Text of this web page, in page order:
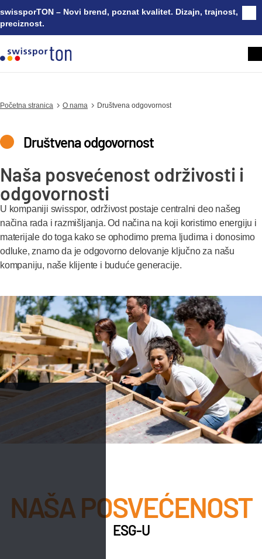
swissporTON – Novi brend, poznat kvalitet. Dizajn, trajnost,
preciznost.
Početna stranica O nama Društvena odgovornost
Društvena odgovornost
Naša posvećenost održivosti i
odgovornosti
U kompaniji swisspor, održivost postaje centralni deo našeg
načina rada i razmišljanja. Od načina na koji koristimo energiju i
materijale do toga kako se ophodimo prema ljudima i donosimo
odluke, znamo da je odgovorno delovanje ključno za našu
kompaniju, naše klijente i buduće generacije.
NAŠA POSVEĆENOST
ESG-U